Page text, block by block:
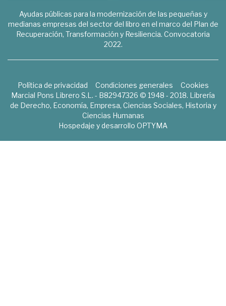
Ayudas públicas para la modernización de las pequeñas y
medianas empresas del sector del libro en el marco del Plan de
Recuperación, Transformación y Resiliencia. Convocatoria
2022.
Política de privacidad Condiciones generales
Cookies
Marcial Pons Librero S.L. - B82947326 © 1948 - 2018. Librería
de Derecho, Economía, Empresa, Ciencias Sociales, Historia y
Ciencias Humanas
Hospedaje y desarrollo OPTYMA